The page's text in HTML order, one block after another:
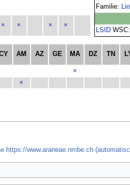
Familie:
LSIDWSC:
× × × ×
AM AZ GE MA DZ TN
×
×
https://www.araneae.nmbe.ch